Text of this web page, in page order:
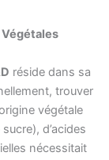
Végétales
réside dans sa
trouver
végétale
d’acides
nécessitait